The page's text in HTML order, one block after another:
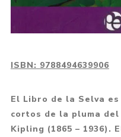
ISBN: 9788494639906
El Libro de la Selva
cortos de la pluma
Kipling (1865 – 1936).